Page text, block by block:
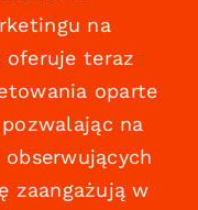
na
oferuje teraz
oparte
na
zaangażują w